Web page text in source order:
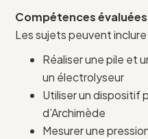
Compétences évaluées
Les sujets peuvent inclure
Réaliser une pile et
un électrolyseur
Utiliser un dispositif
d’Archimède
Mesurer une